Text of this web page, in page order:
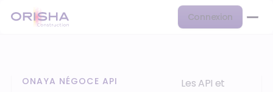
Connexion
ONAYA NÉGOCE API
Les API et